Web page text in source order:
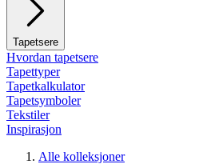
Tapetsere
Hvordan tapetsere
Tapettyper
Tapetkalkulator
Tapetsymboler
Tekstiler
Inspirasjon
Alle kolleksjoner